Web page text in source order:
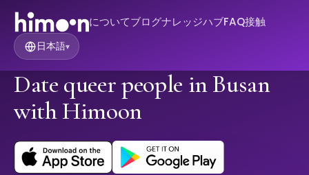
についてブログナレッジハブFAQ接触
日本語▾
Date queer people in Busan
with Himoon